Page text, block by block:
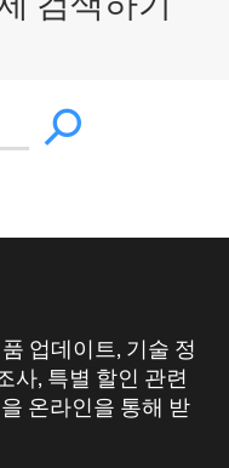
업데이트, 기술 정
사, 특별 할인 관련
온라인을 통해 받